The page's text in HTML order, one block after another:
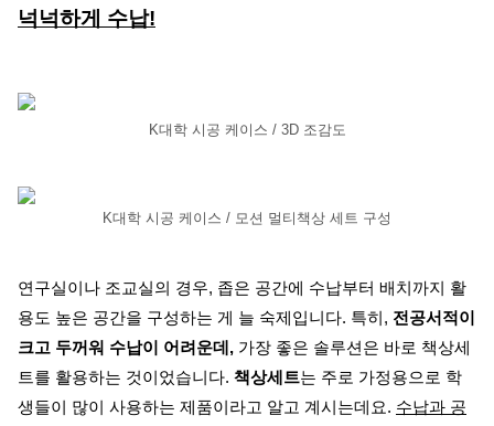
넉넉하게 수납!
K대학 시공 케이스 / 3D 조감도
K대학 시공 케이스 / 모션 멀티책상 세트 구성
연구실이나 조교실의 경우, 좁은 공간에 수납부터 배치까지 활
용도 높은 공간을 구성하는 게 늘 숙제입니다. 특히, 전공서적이
크고 두꺼워 수납이 어려운데, 가장 좋은 솔루션은 바로 책상세
트를 활용하는 것이었습니다. 책상세트는 주로 가정용으로 학
생들이 많이 사용하는 제품이라고 알고 계시는데요. 수납과 공